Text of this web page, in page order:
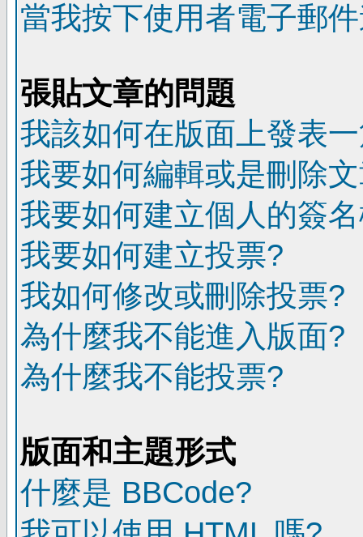
當我按下使用者電子郵
張貼文章的問題
我該如何在版面上發表
我要如何編輯或是刪除
我要如何建立個人的簽
我要如何建立投票?
我如何修改或刪除投票?
為什麼我不能進入版面?
為什麼我不能投票?
版面和主題形式
什麼是 BBCode?